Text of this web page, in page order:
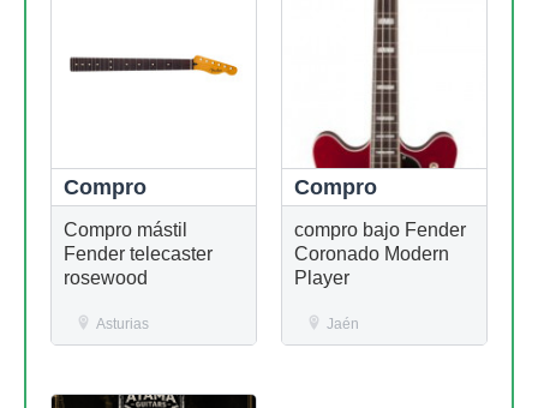
Compro
Compro mástil
Fender telecaster
rosewood
Asturias
Compro
compro bajo Fender
Coronado Modern
Player
Jaén